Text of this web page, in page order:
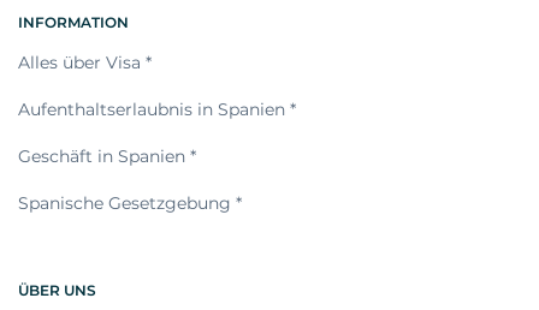
INFORMATION
Alles über Visa *
Aufenthaltserlaubnis in Spanien *
Geschäft in Spanien *
Spanische Gesetzgebung *
ÜBER UNS